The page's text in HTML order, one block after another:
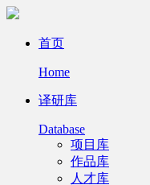
首页
Home
译研库
Database
项目库
作品库
人才库